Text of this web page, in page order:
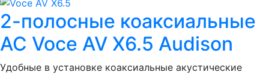
2-полосные коаксиальные
АС Voce AV X6.5 Audison
Удобные в установке коаксиальные акустические